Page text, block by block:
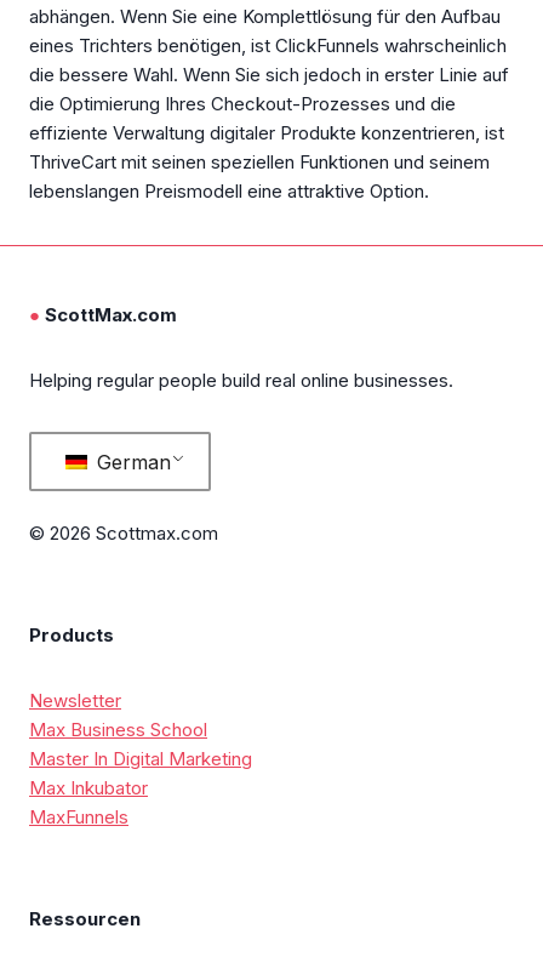
abhängen. Wenn Sie eine Komplettlösung für den Aufbau
eines Trichters benötigen, ist ClickFunnels wahrscheinlich
die bessere Wahl. Wenn Sie sich jedoch in erster Linie auf
die Optimierung Ihres Checkout-Prozesses und die
effiziente Verwaltung digitaler Produkte konzentrieren, ist
ThriveCart mit seinen speziellen Funktionen und seinem
lebenslangen Preismodell eine attraktive Option.
● ScottMax.com
Helping regular people build real online businesses.
German
© 2026 Scottmax.com
Products
Newsletter
Max Business School
Master In Digital Marketing
Max Inkubator
MaxFunnels
Ressourcen